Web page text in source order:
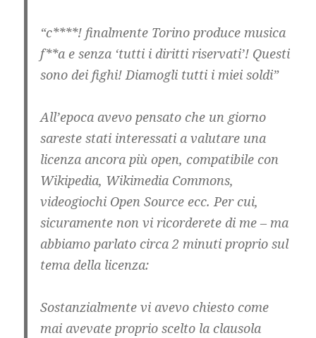
“c****! finalmente Torino produce musica
f**a e senza ‘tutti i diritti riservati’! Questi
sono dei fighi! Diamogli tutti i miei soldi”
All’epoca avevo pensato che un giorno
sareste stati interessati a valutare una
licenza ancora più open, compatibile con
Wikipedia, Wikimedia Commons,
videogiochi Open Source ecc. Per cui,
sicuramente non vi ricorderete di me – ma
abbiamo parlato circa 2 minuti proprio sul
tema della licenza:
Sostanzialmente vi avevo chiesto come
mai avevate proprio scelto la clausola